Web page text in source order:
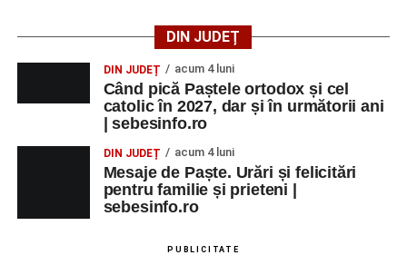
DIN JUDEȚ
DIN JUDEȚ acum 4 luni
Când pică Paștele ortodox și cel
catolic în 2027, dar și în următorii ani
| sebesinfo.ro
DIN JUDEȚ acum 4 luni
Mesaje de Paște. Urări și felicitări
pentru familie și prieteni |
sebesinfo.ro
PUBLICITATE